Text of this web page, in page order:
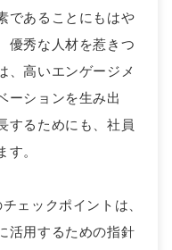
であることにもはや
優秀な人材を惹きつ
、高いエンゲージメ
ーションを生み出
するためにも、社員
。
ェックポイントは、
活用するための指針